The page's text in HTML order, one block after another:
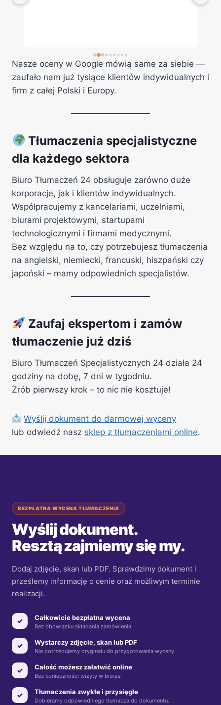
Nasze oceny w Google mówią same za siebie —
zaufało nam już tysiące klientów indywidualnych i
firm z całej Polski i Europy.
Tłumaczenia specjalistyczne
dla każdego sektora
Biuro Tłumaczeń 24 obsługuje zarówno duże
korporacje, jak i klientów indywidualnych.
Współpracujemy z kancelariami, uczelniami,
biurami projektowymi, startupami
technologicznymi i firmami medycznymi.
Bez względu na to, czy potrzebujesz tłumaczenia
na angielski, niemiecki, francuski, hiszpański czy
japoński – mamy odpowiednich specjalistów.
Zaufaj ekspertom i zamów
tłumaczenie już dziś
Biuro Tłumaczeń Specjalistycznych 24 działa 24
godziny na dobę, 7 dni w tygodniu.
Zrób pierwszy krok – to nic nie kosztuje!
Wyślij dokument do darmowej wyceny
lub odwiedź nasz sklep z tłumaczeniami online.
BEZPŁATNA WYCENA TŁUMACZENIA
Wyślij dokument.
Resztą zajmiemy się my.
Dodaj zdjęcie, skan lub PDF. Sprawdzimy dokument i
prześlemy informację o cenie oraz możliwym terminie
realizacji.
✓ Całkowicie bezpłatna wycena
Bez obowiązku składania zamówienia.
✓ Wystarczy zdjęcie, skan lub PDF
Nie potrzebujemy oryginału do przygotowania wyceny.
✓ Całość możesz załatwić online
Bez konieczności wizyty w biurze.
✓ Tłumaczenia zwykłe i przysięgłe
Dobieramy odpowiedniego tłumacza do dokumentu.